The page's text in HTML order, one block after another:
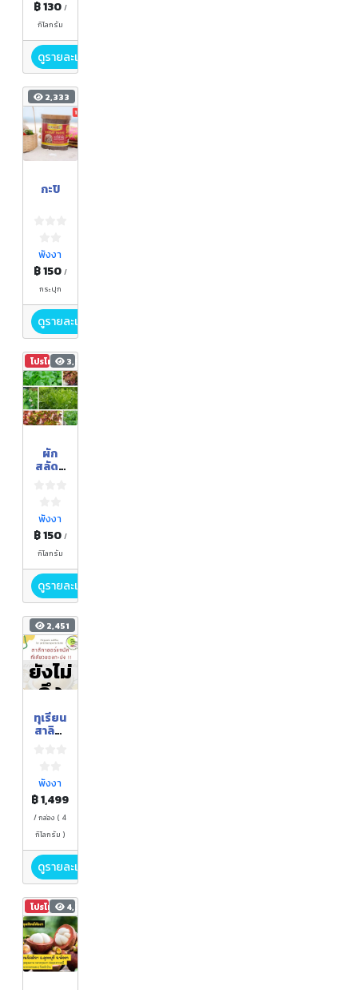
฿ 130 /
กิโลกรัม
ดูรายละเอียด
2,333
กะปิ
พังงา
฿ 150 /
กระปุก
ดูรายละเอียด
โปรโมชัน 3,517
ผัก
สลัด6
P
พังงา
฿ 150 /
กิโลกรัม
ดูรายละเอียด
2,451
ยังไม่
ถึง
ฤดูกา
ล
ทุเรียน
สาลิกา
ม
พังงา
฿ 1,499
/ กล่อง ( 4
กิโลกรัม )
ดูรายละเอียด
โปรโมชัน4,339